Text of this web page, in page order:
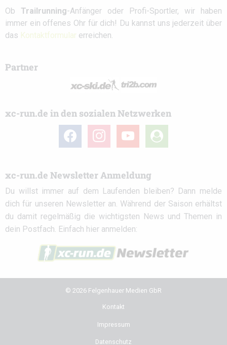
Ob Trailrunning-Anfänger oder Profi-Sportler, wir haben
immer ein offenes Ohr für dich! Du kannst uns jederzeit über
das Kontaktformular erreichen.
Partner
xc-run.de in den sozialen Netzwerken
facebook instagramyoutube
user-
circle
xc-run.de Newsletter Anmeldung
Du willst immer auf dem Laufenden bleiben? Dann melde
dich für unseren Newsletter an. Während der Saison erhältst
du damit regelmäßig die wichtigsten News und Themen in
dein Postfach. Einfach hier anmelden:
© 2026 Felgenhauer Medien GbR
Kontakt
Impressum
Datenschutz